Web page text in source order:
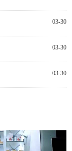
03-30
03-30
03-30